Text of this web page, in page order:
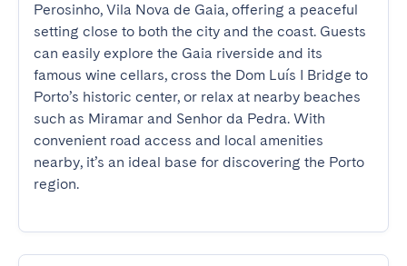
Perosinho, Vila Nova de Gaia, offering a peaceful
setting close to both the city and the coast. Guests
can easily explore the Gaia riverside and its
famous wine cellars, cross the Dom Luís I Bridge to
Porto’s historic center, or relax at nearby beaches
such as Miramar and Senhor da Pedra. With
convenient road access and local amenities
nearby, it’s an ideal base for discovering the Porto
region.